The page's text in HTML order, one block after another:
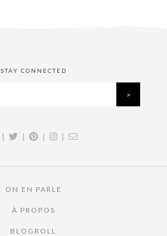
STAY CONNECTED
| | | |
ON EN PARLE
À PROPOS
BLOGROLL